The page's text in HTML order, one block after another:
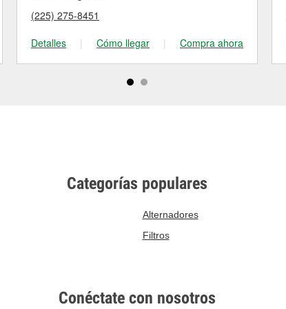
(225) 275-8451
Detalles
| Cómo llegar | Compra ahora
Categorías populares
Alternadores
Filtros
Conéctate con nosotros